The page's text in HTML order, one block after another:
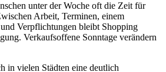
unter der Woche oft die Zeit für
Arbeit, Terminen, einem
und Verpflichtungen bleibt Shopping
Verkaufsoffene Sonntage verändern
in vielen Städten eine deutlich